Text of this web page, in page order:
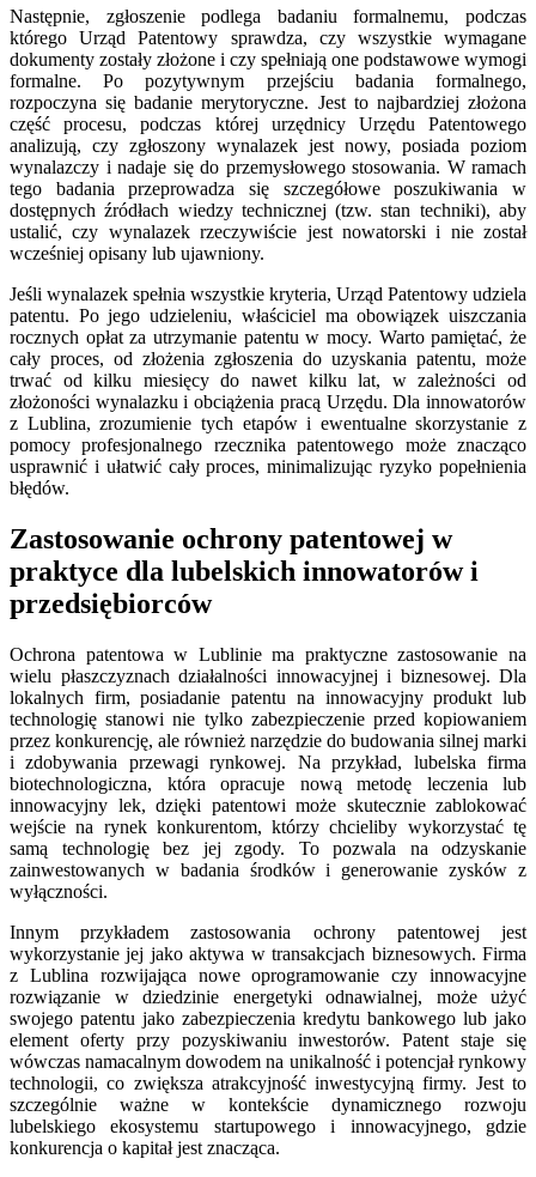
Następnie, zgłoszenie podlega badaniu formalnemu, podczas
którego Urząd Patentowy sprawdza, czy wszystkie wymagane
dokumenty zostały złożone i czy spełniają one podstawowe wymogi
formalne. Po pozytywnym przejściu badania formalnego,
rozpoczyna się badanie merytoryczne. Jest to najbardziej złożona
część procesu, podczas której urzędnicy Urzędu Patentowego
analizują, czy zgłoszony wynalazek jest nowy, posiada poziom
wynalazczy i nadaje się do przemysłowego stosowania. W ramach
tego badania przeprowadza się szczegółowe poszukiwania w
dostępnych źródłach wiedzy technicznej (tzw. stan techniki), aby
ustalić, czy wynalazek rzeczywiście jest nowatorski i nie został
wcześniej opisany lub ujawniony.
Jeśli wynalazek spełnia wszystkie kryteria, Urząd Patentowy udziela
patentu. Po jego udzieleniu, właściciel ma obowiązek uiszczania
rocznych opłat za utrzymanie patentu w mocy. Warto pamiętać, że
cały proces, od złożenia zgłoszenia do uzyskania patentu, może
trwać od kilku miesięcy do nawet kilku lat, w zależności od
złożoności wynalazku i obciążenia pracą Urzędu. Dla innowatorów
z Lublina, zrozumienie tych etapów i ewentualne skorzystanie z
pomocy profesjonalnego rzecznika patentowego może znacząco
usprawnić i ułatwić cały proces, minimalizując ryzyko popełnienia
błędów.
Zastosowanie ochrony patentowej w
praktyce dla lubelskich innowatorów i
przedsiębiorców
Ochrona patentowa w Lublinie ma praktyczne zastosowanie na
wielu płaszczyznach działalności innowacyjnej i biznesowej. Dla
lokalnych firm, posiadanie patentu na innowacyjny produkt lub
technologię stanowi nie tylko zabezpieczenie przed kopiowaniem
przez konkurencję, ale również narzędzie do budowania silnej marki
i zdobywania przewagi rynkowej. Na przykład, lubelska firma
biotechnologiczna, która opracuje nową metodę leczenia lub
innowacyjny lek, dzięki patentowi może skutecznie zablokować
wejście na rynek konkurentom, którzy chcieliby wykorzystać tę
samą technologię bez jej zgody. To pozwala na odzyskanie
zainwestowanych w badania środków i generowanie zysków z
wyłączności.
Innym przykładem zastosowania ochrony patentowej jest
wykorzystanie jej jako aktywa w transakcjach biznesowych. Firma
z Lublina rozwijająca nowe oprogramowanie czy innowacyjne
rozwiązanie w dziedzinie energetyki odnawialnej, może użyć
swojego patentu jako zabezpieczenia kredytu bankowego lub jako
element oferty przy pozyskiwaniu inwestorów. Patent staje się
wówczas namacalnym dowodem na unikalność i potencjał rynkowy
technologii, co zwiększa atrakcyjność inwestycyjną firmy. Jest to
szczególnie ważne w kontekście dynamicznego rozwoju
lubelskiego ekosystemu startupowego i innowacyjnego, gdzie
konkurencja o kapitał jest znacząca.